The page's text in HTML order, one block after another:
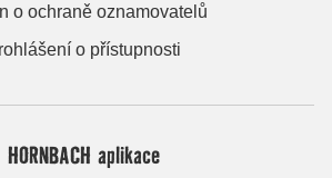
o ochraně oznamovatelů
o přístupnosti
HORNBACH aplikace